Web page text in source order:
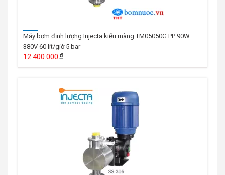
Máy bơm định lượng Injecta kiểu màng TM05050G.PP 90W
380V 60 lít/giờ 5 bar
12.400.000